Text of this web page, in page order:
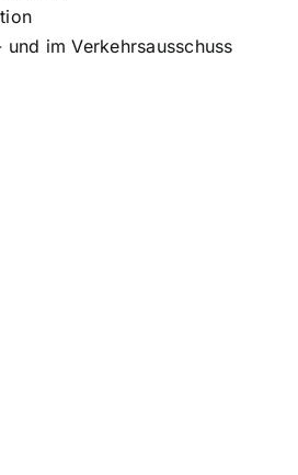
im Verkehrsausschuss